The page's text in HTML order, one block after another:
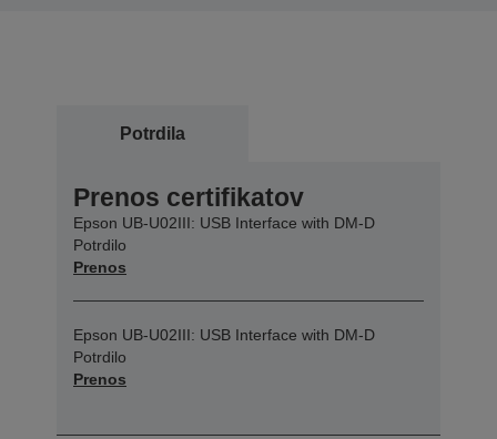
Potrdila
Prenos certifikatov
Epson UB-U02III: USB Interface with DM-D
Potrdilo
Prenos
Epson UB-U02III: USB Interface with DM-D
Potrdilo
Prenos